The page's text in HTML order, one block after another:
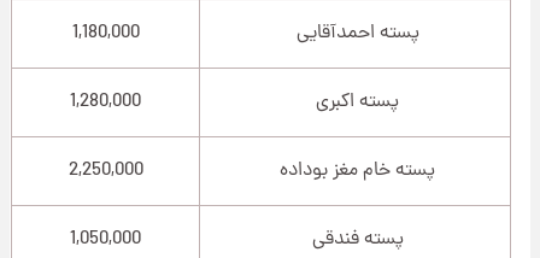
پسته احمدآقایی 1,180,000
پسته اکبری 1,280,000
پسته خام مغز بوداده 2,250,000
پسته فندقی 1,050,000